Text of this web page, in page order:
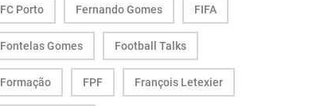
FC Porto Fernando Gomes FIFA
Fontelas Gomes Football Talks
Formação FPF François Letexier